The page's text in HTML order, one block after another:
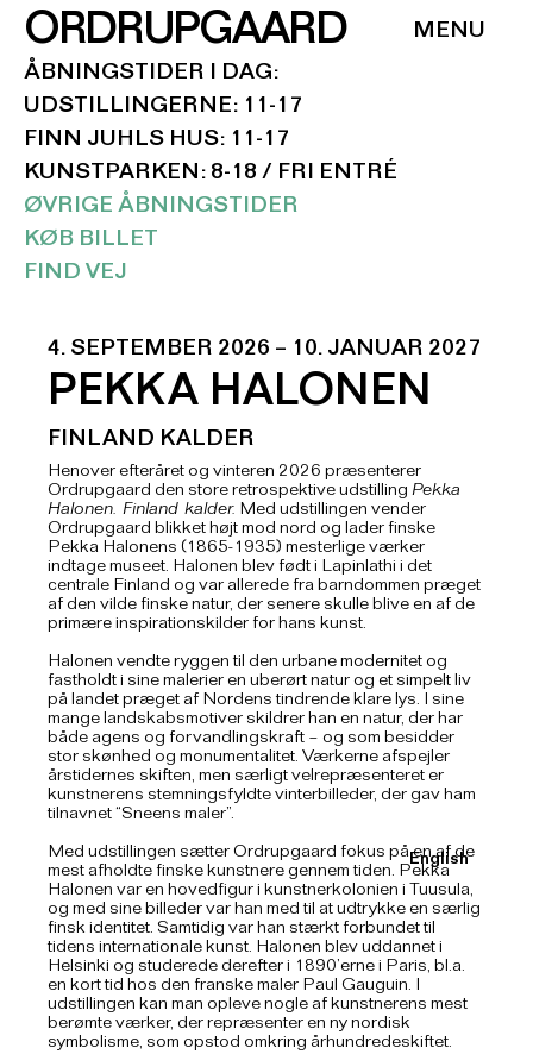
ORDRUPGAARD
ÅBNINGSTIDER I DAG:
UDSTILLINGERNE: 11-17
FINN JUHLS HUS: 11-17
KUNSTPARKEN: 8-18 / FRI ENTRÉ
ØVRIGE ÅBNINGSTIDER
KØB BILLET
FIND VEJ
English
4. SEPTEMBER 2026 – 10. JANUAR 2027
PEKKA HALONEN
FINLAND KALDER
Henover efteråret og vinteren 2026 præsenterer
Ordrupgaard den store retrospektive udstilling Pekka
Halonen. Finland kalder. Med udstillingen vender
Ordrupgaard blikket højt mod nord og lader finske
Pekka Halonens (1865-1935) mesterlige værker
indtage museet. Halonen blev født i Lapinlathi i det
centrale Finland og var allerede fra barndommen præget
af den vilde finske natur, der senere skulle blive en af de
primære inspirationskilder for hans kunst.
Halonen vendte ryggen til den urbane modernitet og
fastholdt i sine malerier en uberørt natur og et simpelt liv
på landet præget af Nordens tindrende klare lys. I sine
mange landskabsmotiver skildrer han en natur, der har
både agens og forvandlingskraft – og som besidder
stor skønhed og monumentalitet. Værkerne afspejler
årstidernes skiften, men særligt velrepræsenteret er
kunstnerens stemningsfyldte vinterbilleder, der gav ham
tilnavnet “Sneens maler”.
Med udstillingen sætter Ordrupgaard fokus på en af de
mest afholdte finske kunstnere gennem tiden. Pekka
Halonen var en hovedfigur i kunstnerkolonien i Tuusula,
og med sine billeder var han med til at udtrykke en særlig
finsk identitet. Samtidig var han stærkt forbundet til
tidens internationale kunst. Halonen blev uddannet i
Helsinki og studerede derefter i 1890’erne i Paris, bl.a.
en kort tid hos den franske maler Paul Gauguin. I
udstillingen kan man opleve nogle af kunstnerens mest
berømte værker, der repræsenter en ny nordisk
symbolisme, som opstod omkring århundredeskiftet.